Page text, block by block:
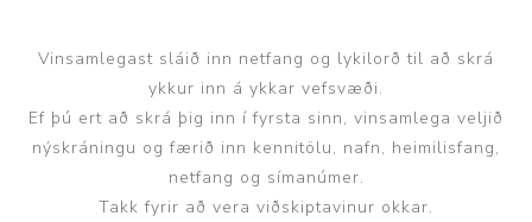
Vinsamlegast sláið inn netfang og lykilorð til að skrá
ykkur inn á ykkar vefsvæði.
Ef þú ert að skrá þig inn í fyrsta sinn, vinsamlega veljið
nýskráningu og færið inn kennitölu, nafn, heimilisfang,
netfang og símanúmer.
Takk fyrir að vera viðskiptavinur okkar.